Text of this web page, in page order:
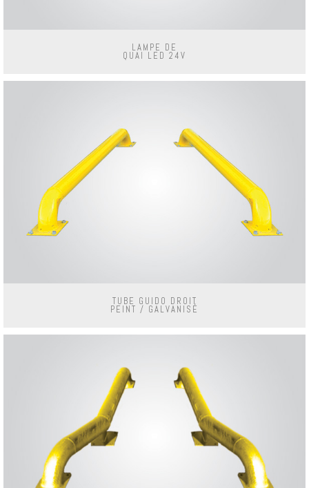
LAMPE DE
QUAI LED 24V
TUBE GUIDO DROIT
PEINT / GALVANISÉ